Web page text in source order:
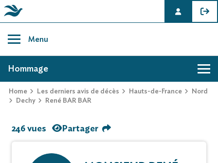
content
Menu
AVIS DE DÉCÈS DE RENÉ BAR BAR
Home Les derniers avis de décès Hauts-de-France
Nord
Dechy
René BAR BAR
Hommage
246 vues Partager